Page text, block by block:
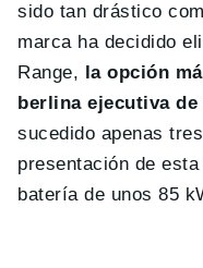
sido tan drástico
marca ha decidido
Range,
la opción
berlina ejecutiva
sucedido apenas
presentación de
batería de unos 85